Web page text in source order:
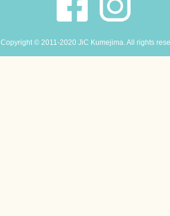
Copyright © 2011-2020 JiC Kumejima. All rights